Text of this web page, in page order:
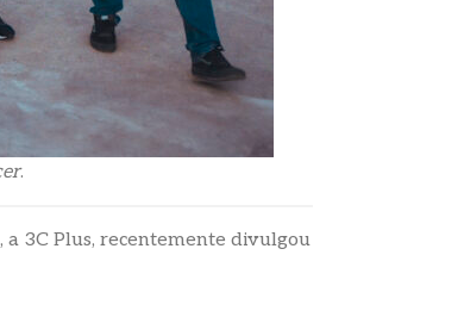
.
a 3C Plus, recentemente divulgou